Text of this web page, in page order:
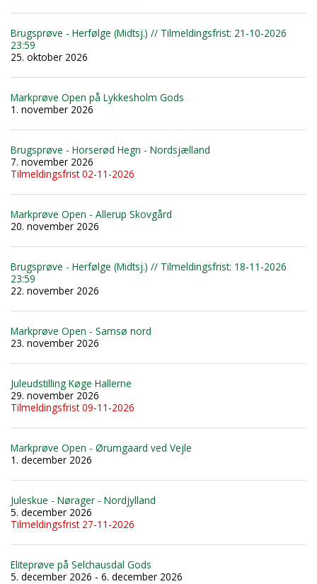
Brugsprøve - Herfølge (Midtsj.) // Tilmeldingsfrist: 21-10-2026
23:59
25. oktober 2026
Markprøve Open på Lykkesholm Gods
1. november 2026
Brugsprøve - Horserød Hegn - Nordsjælland
7. november 2026
Tilmeldingsfrist 02-11-2026
Markprøve Open - Allerup Skovgård
20. november 2026
Brugsprøve - Herfølge (Midtsj.) // Tilmeldingsfrist: 18-11-2026
23:59
22. november 2026
Markprøve Open - Samsø nord
23. november 2026
Juleudstilling Køge Hallerne
29. november 2026
Tilmeldingsfrist 09-11-2026
Markprøve Open - Ørumgaard ved Vejle
1. december 2026
Juleskue - Nørager - Nordjylland
5. december 2026
Tilmeldingsfrist 27-11-2026
Eliteprøve på Selchausdal Gods
5. december 2026 - 6. december 2026